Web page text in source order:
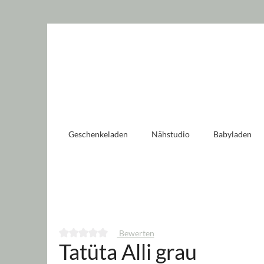
Geschenkeladen Nähstudio Babyladen
Durchschnittliche Bewertung von 0 von 5 Sternen
Bewerten
Tatüta Alli grau